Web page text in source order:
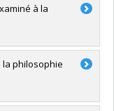
à la
la philosophie